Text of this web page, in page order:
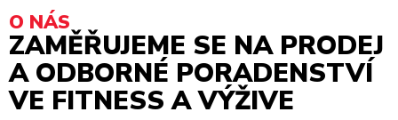
O NÁS
ZAMĚŘUJEME SE NA PRODEJ
A ODBORNÉ PORADENSTVÍ
VE FITNESS A VÝŽIVE